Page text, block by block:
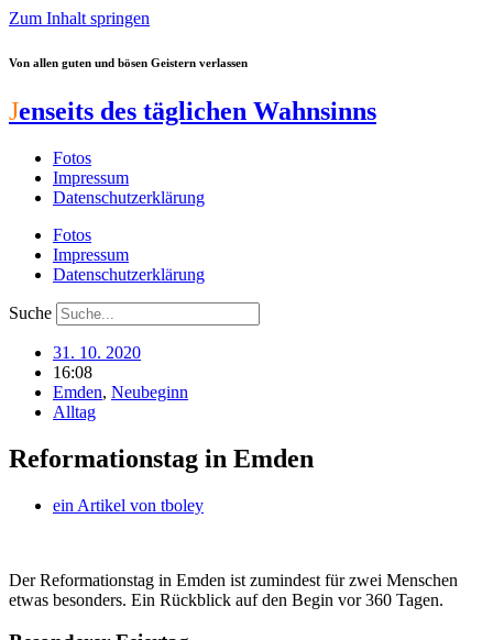
Zum Inhalt springen
Von allen guten und bösen Geistern verlassen
Jenseits des täglichen Wahnsinns
Fotos
Impressum
Datenschutzerklärung
Fotos
Impressum
Datenschutzerklärung
Suche
31. 10. 2020
16:08
Emden, Neubeginn
Alltag
Reformationstag in Emden
ein Artikel von tboley
Der Reformationstag in Emden ist zumindest für zwei Menschen
etwas besonders. Ein Rückblick auf den Begin vor 360 Tagen.